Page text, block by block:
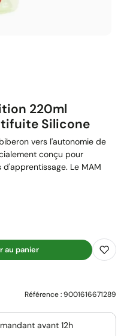
220ml
Silicone
vers l'autonomie de
conçu pour
Le MAM
au panier
Référence :9001616671289
avant 12h